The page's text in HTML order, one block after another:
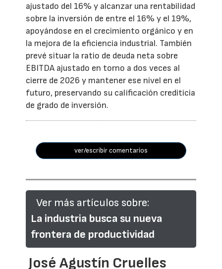
ajustado del 16% y alcanzar una rentabilidad
sobre la inversión de entre el 16% y el 19%,
apoyándose en el crecimiento orgánico y en
la mejora de la eficiencia industrial. También
prevé situar la ratio de deuda neta sobre
EBITDA ajustado en torno a dos veces al
cierre de 2026 y mantener ese nivel en el
futuro, preservando su calificación crediticia
de grado de inversión.
ver/escribir comentarios
Ver más artículos sobre:
La industria busca su nueva
frontera de productividad
José Agustín Cruelles